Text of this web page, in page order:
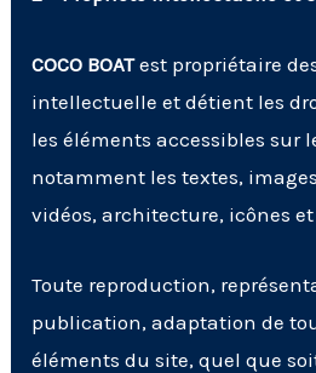
COCO BOATest propriétaire
intellectuelle et détient les
les éléments accessibles sur
notamment les textes,
vidéos, architecture, icônes et
Toute reproduction,
publication, adaptation de
éléments du site, quel que